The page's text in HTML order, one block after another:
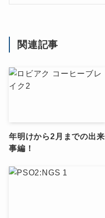
関連記事
年明けから2月までの出来
事編！